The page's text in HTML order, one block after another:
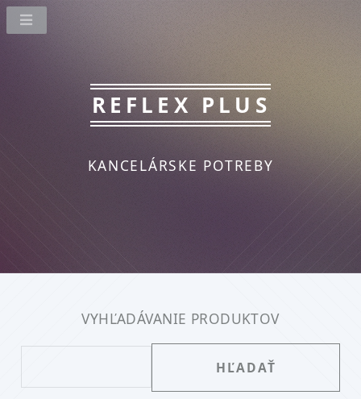
REFLEX PLUS
KANCELÁRSKE POTREBY
VYHĽADÁVANIE PRODUKTOV